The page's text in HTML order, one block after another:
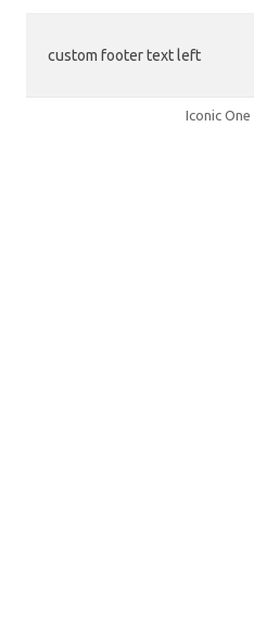
custom footer text left
Iconic One